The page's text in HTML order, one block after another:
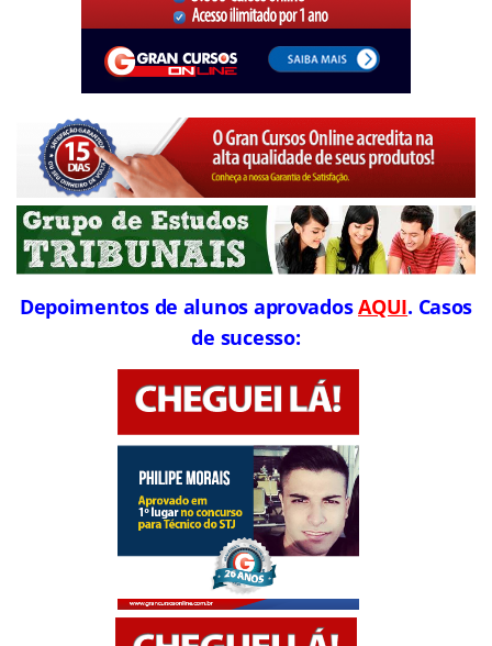
Depoimentos de alunos aprovadosAQUI. Casos
de sucesso: